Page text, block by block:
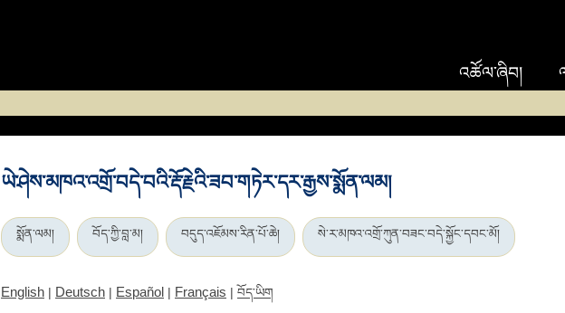
འཚོལ་ཞིབ།
ཡེ་ཤེས་མཁའ་འགྲོ་བདེ་བའི་རྡོ་རྗེའི་ཟབ་གཏེར་དར་རྒྱས་སྨོན་ལམ།
སྨོན་ལམ། བོད་ཀྱི་བླ་མ། བདུད་འཇོམས་རིན་པོ་ཆེ། སེ་ར་མཁའ་འགྲོ་ཀུན་བཟང་བདེ་སྐྱོང་དབང་མོ།
English | Deutsch | Español | Français | བོད་ཡིག